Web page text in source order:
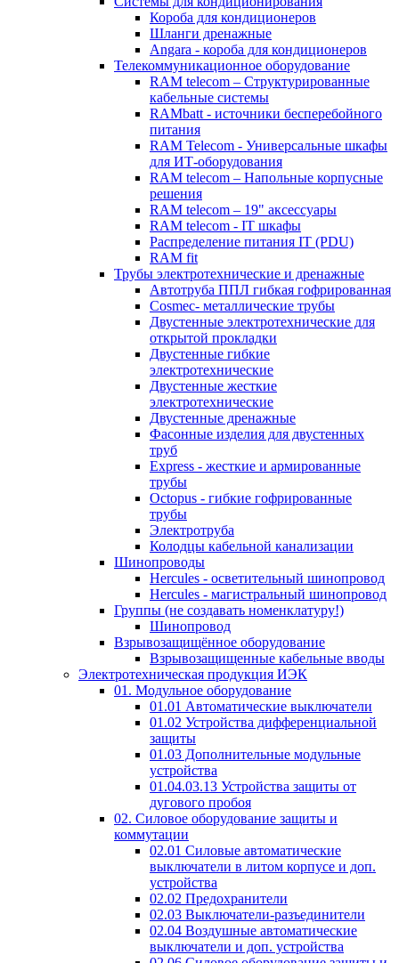
Короба для кондиционеров
Шланги дренажные
Angara - короба для кондиционеров
Телекоммуникационное оборудование
RAM telecom – Структурированные
кабельные системы
RAMbatt - источники бесперебойного
питания
RAM Telecom - Универсальные шкафы
для ИТ-оборудования
RAM telecom – Напольные корпусные
решения
RAM telecom – 19" аксессуары
RAM telecom - IT шкафы
Распределение питания IT (PDU)
RAM fit
Трубы электротехнические и дренажные
Автотруба ППЛ гибкая гофрированная
Cosmec- металлические трубы
Двустенные электротехнические для
открытой прокладки
Двустенные гибкие
электротехнические
Двустенные жесткие
электротехнические
Двустенные дренажные
Фасонные изделия для двустенных
труб
Express - жесткие и армированные
трубы
Octopus - гибкие гофрированные
трубы
Электротруба
Колодцы кабельной канализации
Шинопроводы
Hercules - осветительный шинопровод
Hercules - магистральный шинопровод
Группы (не создавать номенклатуру!)
Шинопровод
Взрывозащищённое оборудование
Взрывозащищенные кабельные вводы
Электротехническая продукция ИЭК
01. Модульное оборудование
01.01 Автоматические выключатели
01.02 Устройства дифференциальной
защиты
01.03 Дополнительные модульные
устройства
01.04.03.13 Устройства защиты от
дугового пробоя
02. Силовое оборудование защиты и
коммутации
02.01 Силовые автоматические
выключатели в литом корпусе и доп.
устройства
02.02 Предохранители
02.03 Выключатели-разъединители
02.04 Воздушные автоматические
выключатели и доп. устройства